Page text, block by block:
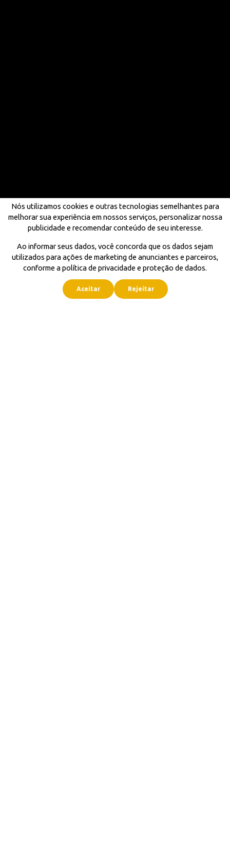
Nós utilizamos cookies e outras tecnologias semelhantes para
melhorar sua experiência em nossos serviços, personalizar nossa
publicidade e recomendar conteúdo de seu interesse.
Ao informar seus dados, você concorda que os dados sejam
utilizados para ações de marketing de anunciantes e parceiros,
conforme a política de privacidade e proteção de dados.
Aceitar Rejeitar